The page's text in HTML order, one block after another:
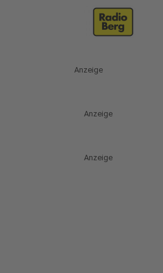
Anzeige
Anzeige
Anzeige